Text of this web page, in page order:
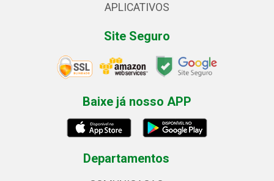
APLICATIVOS
Site Seguro
Baixe já nosso APP
Departamentos